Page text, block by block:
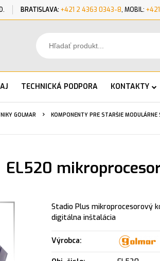
BRATISLAVA:+421 2 4363 0343-8, MOBIL:
TECHNICKÁ PODPORA KONTAKTY
GOLMAR KOMPONENTY PRE STARŠIE MODULÁRNE
EL520
Stadio Plus mikroprocesorový
digitálna inštalácia
Výrobca: